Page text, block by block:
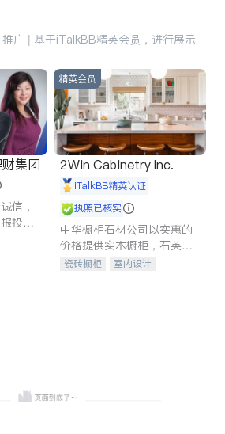
推广 | 基于iTalkBB精英会员，进行展示
集团
信，
投资
精英会员
2Win Cabinetry Inc.
iTalkBB精英认证
执照已核实
中华橱柜石材公司以实惠的
价格提供实木橱柜，石英石
台面，多种优质不锈钢水
瓷砖橱柜
室内设计